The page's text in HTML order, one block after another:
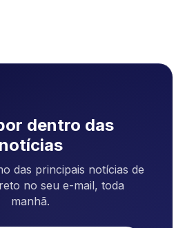
dentro das
notícias
das principais notícias de
no seu e-mail, toda
manhã.